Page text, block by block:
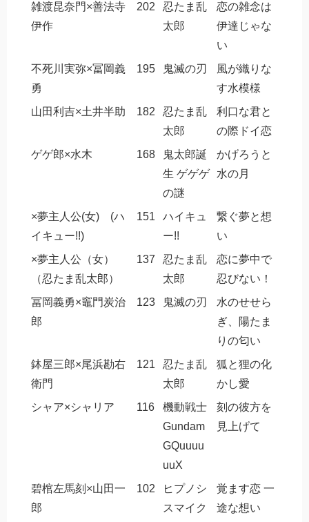
雑渡昆奈門×善法寺
伊作
202
忍たま乱
太郎
恋の雑念は
伊達じゃな
い
不死川実弥×冨岡義
勇
195 鬼滅の刃
風が織りな
す水模様
山田利吉×土井半助
182
忍たま乱
太郎
利口な君と
の際ドイ恋
ゲゲ郎×水木
168
鬼太郎誕
生 ゲゲゲ
の謎
かげろうと
水の月
×夢主人公(女) (ハ
イキュー!!)
151
ハイキュ
ー!!
繋ぐ夢と想
い
×夢主人公（女）
（忍たま乱太郎）
137
忍たま乱
太郎
恋に夢中で
忍びない！
冨岡義勇×竈門炭治
郎
123 鬼滅の刃
水のせせら
ぎ、陽たま
りの匂い
鉢屋三郎×尾浜勘右
衛門
121
忍たま乱
太郎
狐と狸の化
かし愛
シャア×シャリア
116
機動戦士
Gundam
GQuuuu
uuX
刻の彼方を
見上げて
碧棺左馬刻×山田一
郎
102
ヒプノシ
スマイク
覚ます恋 一
途な想い